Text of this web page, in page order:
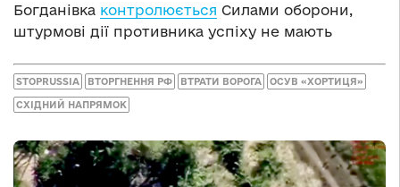
Богданівка контролюється Силами оборони,
штурмові дії противника успіху не мають
STOPRUSSIA ВТОРГНЕННЯ РФ ВТРАТИ ВОРОГА ОСУВ «ХОРТИЦЯ»
СХІДНИЙ НАПРЯМОК